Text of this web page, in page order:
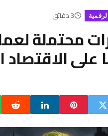
3 دقائق
محتملة
على الاقتصاد